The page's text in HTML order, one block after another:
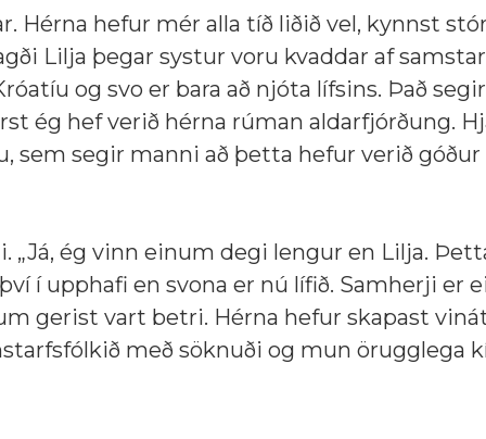
Hérna hefur mér alla tíð liðið vel, kynnst
Lilja þegar systur voru kvaddar af
og svo er bara að njóta lífsins. Það
ég hef verið hérna rúman aldarfjórðung.
segir manni að þetta hefur verið góður
„Já, ég vinn einum degi lengur en Lilja.
í upphafi en svona er nú lífið. Samherji er
gerist vart betri. Hérna hefur skapast
með söknuði og mun örugglega